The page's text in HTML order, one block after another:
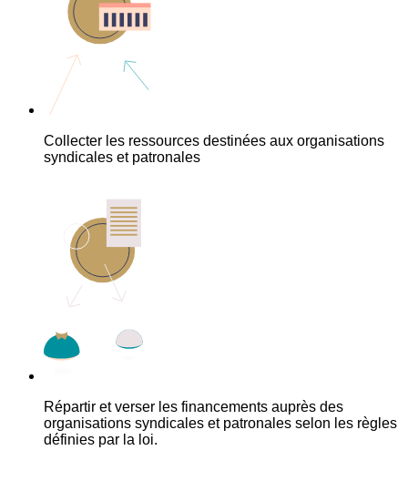
Collecter les ressources destinées aux organisations
syndicales et patronales
Répartir et verser les financements auprès des
organisations syndicales et patronales selon les règles
définies par la loi.